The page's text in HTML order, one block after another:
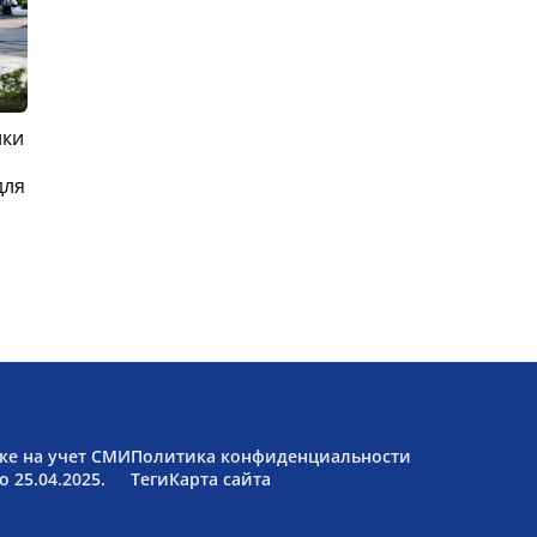
на учет СМИ
25.04.2025.
Политика конфиденциальности
ТегиКарта сайта